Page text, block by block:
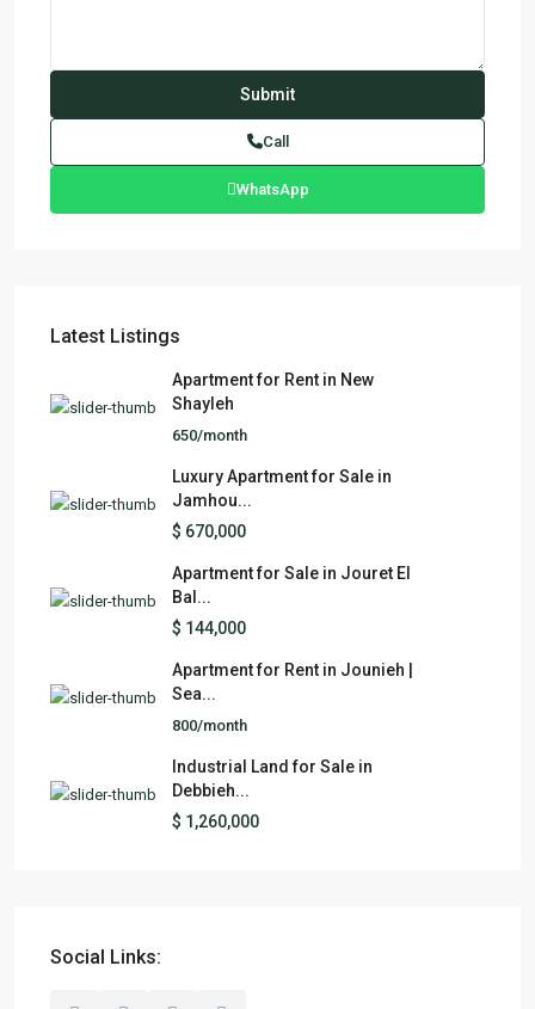
Call
WhatsApp
Latest Listings
Apartment for Rent in New
Shayleh
650/month
Luxury Apartment for Sale in
Jamhou...
$ 670,000
Apartment for Sale in Jouret El
Bal...
$ 144,000
Apartment for Rent in Jounieh |
Sea...
800/month
Industrial Land for Sale in
Debbieh...
$ 1,260,000
Social Links: